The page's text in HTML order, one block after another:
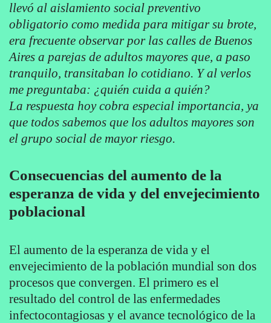
llevó al aislamiento social preventivo
obligatorio como medida para mitigar su brote,
era frecuente observar por las calles de Buenos
Aires a parejas de adultos mayores que, a paso
tranquilo, transitaban lo cotidiano. Y al verlos
me preguntaba: ¿quién cuida a quién?
La respuesta hoy cobra especial importancia, ya
que todos sabemos que los adultos mayores son
el grupo social de mayor riesgo.
Consecuencias del aumento de la
esperanza de vida y del envejecimiento
poblacional
El aumento de la esperanza de vida y el
envejecimiento de la población mundial son dos
procesos que convergen. El primero es el
resultado del control de las enfermedades
infectocontagiosas y el avance tecnológico de la